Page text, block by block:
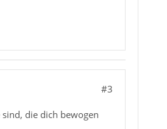
#3
die dich bewogen